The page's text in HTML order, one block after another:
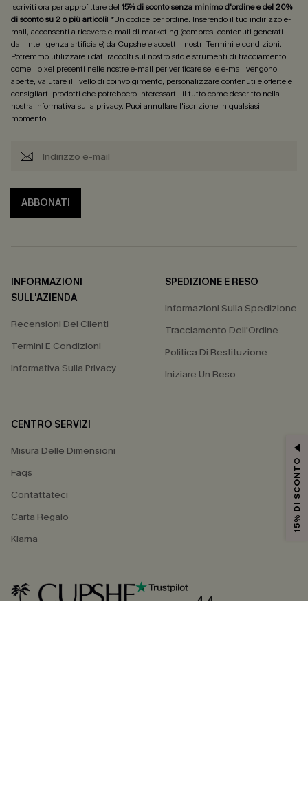
Iscriviti ora per approfittare del 15% di sconto senza minimo d'ordine e del 20%
di sconto su 2 o più articoli! *Un codice per ordine. Inserendo il tuo indirizzo e-
mail, acconsenti a ricevere e-mail di marketing (compresi contenuti generati
dall'intelligenza artificiale) da Cupshe e accetti i nostri Termini e condizioni.
Potremmo utilizzare i dati raccolti sul nostro sito e strumenti di tracciamento
come i pixel presenti nelle nostre e-mail per verificare se le e-mail vengono
aperte, valutare il livello di coinvolgimento, personalizzare contenuti e offerte e
consigliarti prodotti che potrebbero interessarti, il tutto come descritto nella
nostra Informativa sulla privacy. Puoi annullare l'iscrizione in qualsiasi
momento.
ABBONATI
INFORMAZIONI
SULL'AZIENDA
Recensioni Dei Clienti
Termini E Condizioni
Informativa Sulla Privacy
SPEDIZIONE E RESO
Informazioni Sulla Spedizione
Tracciamento Dell'Ordine
Politica Di Restituzione
Iniziare Un Reso
CENTRO SERVIZI
Misura Delle Dimensioni
Faqs
Contattateci
Carta Regalo
Klarna
4.4
15% DI SCONTO